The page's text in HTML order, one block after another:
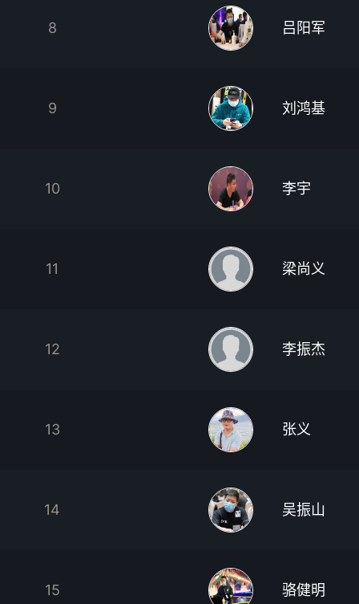
8 吕阳军
9 刘鸿基
10 李宇
11 梁尚义
12 李振杰
13 张义
14 吴振山
15 骆健明